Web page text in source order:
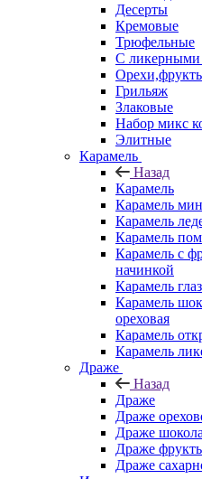
Десерты
Кремовые
Трюфельные
С ликерными
Грильяж
Злаковые
Набор микс
Элитные
Карамель
Назад
Карамель
Карамель
Карамель
Карамель
Карамель с
начинкой
Карамель
Карамель
ореховая
Карамель
Карамель
Драже
Назад
Драже
Драже
Драже
Драже
Драже